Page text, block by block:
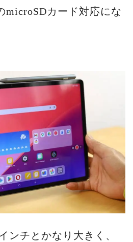
microSDカード対応にな
ンチとかなり大きく、